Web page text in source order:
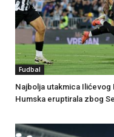
Fudbal
Najbolja utakmica Ilićevog
Humska eruptirala zbog